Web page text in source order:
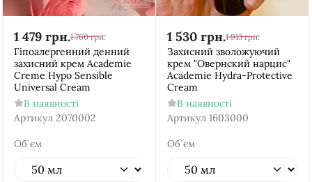
1 479 грн.1 760 грн.
Гіпоалергенний денний
захисний крем Academie
Creme Hypo Sensible
Universal Cream
В наявності
Артикул 2070002
Об`єм
1 530 грн.1 913 грн.
Захисний зволожуючий
крем "Овернский нарцис"
Academie Hydra-Protective
Cream
В наявності
Артикул 1603000
Об`єм